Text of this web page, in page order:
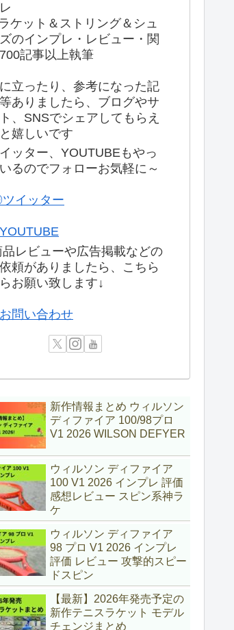
ケット＆ストリング＆シュ
のインプレ・レビュー・関
記事以上執筆
立ったり、参考になった記
ありましたら、ブログやサ
、SNSでシェアしてもらえ
嬉しいです
ッター、YOUTUBEもやっ
るのでフォローお気軽に～
イッター
品レビューや広告掲載などの
頼がありましたら、こちら
お願い致します↓
問い合わせ
新作情報まとめ ウィルソン
ディファイア 100/98プロ
V1 2026 WILSON DEFYER
ウィルソン ディファイア
100 V1 2026 インプレ 評価
感想レビュー スピン系神ラ
ケ
ウィルソン ディファイア
98 プロ V1 2026 インプレ
評価 レビュー 攻撃的スピー
ドスピン
【最新】2026年発売予定の
新作テニスラケット モデル
チェンジまとめ